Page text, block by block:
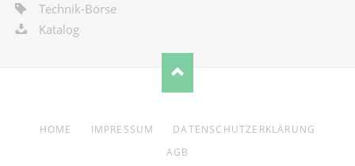
Technik-Börse
Katalog
NAVIGATION
ÜBERSPRINGEN
HOME IMPRESSUM
DATENSCHUTZERKLÄRUNG
AGB